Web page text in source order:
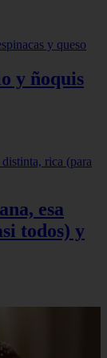
y ñoquis
esa
todos) y